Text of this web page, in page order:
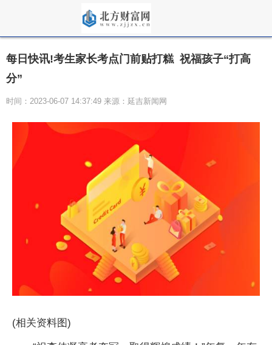
每日快讯!考生家长考点门前贴打糕 祝福孩子“打高
分”
时间：2023-06-07 14:37:49 来源：延吉新闻网
(相关资料图)